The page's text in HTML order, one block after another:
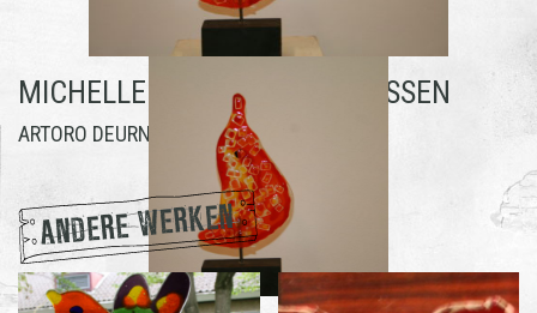
MICHELLE 1 - MICHELLE THIJSSEN
ARTORO DEURNE
ANDERE WERKEN